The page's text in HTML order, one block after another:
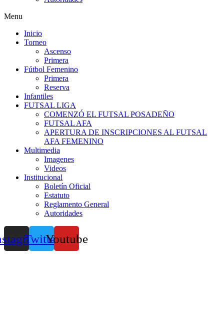
Menu
Inicio
Torneo
Ascenso
Primera
Fútbol Femenino
Primera
Reserva
Infantiles
FUTSAL LIGA
COMENZÓ EL FUTSAL POSADEÑO
FUTSAL AFA
APERTURA DE INSCRIPCIONES AL FUTSAL
AFA FEMENINO
Multimedia
Imagenes
Videos
Institucional
Boletín Oficial
Estatuto
Reglamento General
Autoridades
TwitterYoutube